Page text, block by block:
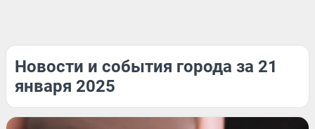
Новости и события города за 21
января 2025